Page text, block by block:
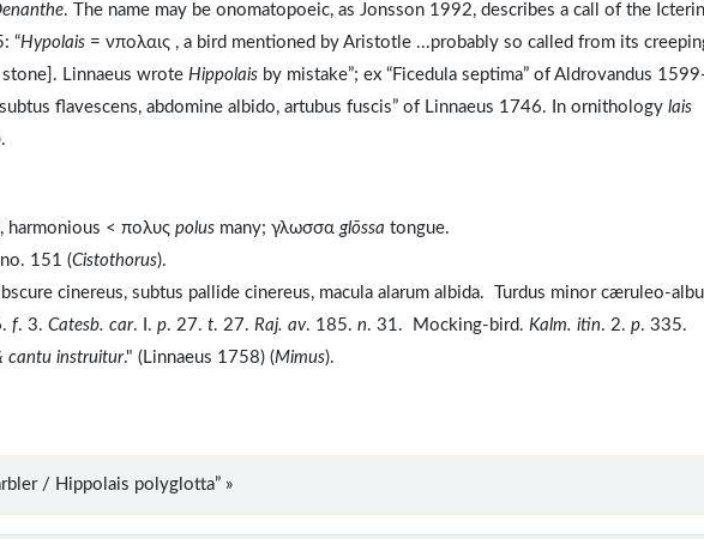
. The name may be onomatopoeic, as Jonsson 1992, describes a call of the
“Hypolais = νπολαις , a bird mentioned by Aristotle ...probably so called from its
stone]. Linnaeus wrote Hippolais by mistake”; ex “Ficedula septima” of Aldrovandus
flavescens, abdomine albido, artubus fuscis” of Linnaeus 1746. In ornithology lais
harmonious < πολυς polus many; γλωσσα glōssa tongue.
151 (Cistothorus).
cinereus, subtus pallide cinereus, macula alarum albida. Turdus minor cæruleo-
f. 3. Catesb. car. I. p. 27. t. 27. Raj. av. 185. n. 31. Mocking-bird. Kalm. itin. 2. p. 335.
cantu instruitur." (Linnaeus 1758) (Mimus).
/ Hippolais polyglotta” »